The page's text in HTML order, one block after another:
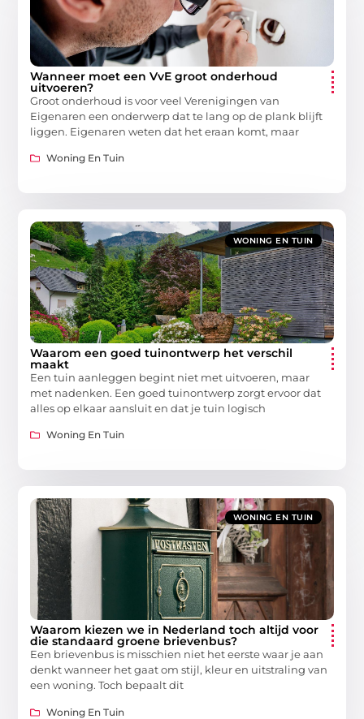
Wanneer moet een VvE groot onderhoud
uitvoeren?
Groot onderhoud is voor veel Verenigingen van
Eigenaren een onderwerp dat te lang op de plank blijft
liggen. Eigenaren weten dat het eraan komt, maar
Woning En Tuin
WONING EN TUIN
Waarom een goed tuinontwerp het verschil
maakt
Een tuin aanleggen begint niet met uitvoeren, maar
met nadenken. Een goed tuinontwerp zorgt ervoor dat
alles op elkaar aansluit en dat je tuin logisch
Woning En Tuin
WONING EN TUIN
Waarom kiezen we in Nederland toch altijd voor
die standaard groene brievenbus?
Een brievenbus is misschien niet het eerste waar je aan
denkt wanneer het gaat om stijl, kleur en uitstraling van
een woning. Toch bepaalt dit
Woning En Tuin